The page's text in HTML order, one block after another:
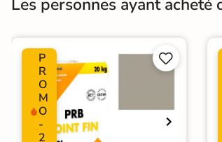
Plancher Chauffant Oui
Choix
Support Chape
Les personnes ayant
P
R
O
M
O
-
2

